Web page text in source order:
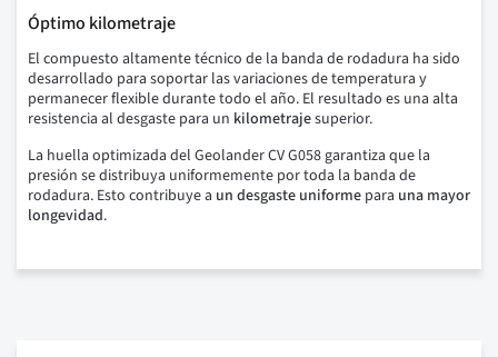
Óptimo kilometraje
El compuesto altamente técnico de la banda de rodadura ha sido
desarrollado para soportar las variaciones de temperatura y
permanecer flexible durante todo el año. El resultado es una alta
resistencia al desgaste para un kilometrajesuperior.
La huella optimizada del Geolander CV G058 garantiza que la
presión se distribuya uniformemente por toda la banda de
rodadura. Esto contribuye a un desgaste uniforme para una mayor
longevidad.